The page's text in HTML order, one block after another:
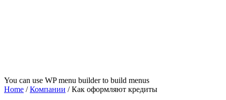
You can use WP menu builder to build menus
Home /Компании /Как оформляют кредиты